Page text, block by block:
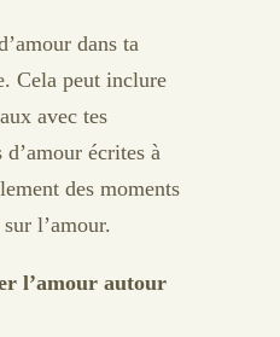
dans ta
Cela peut inclure
avec tes
écrites à
des moments
l’amour.
l’amour autour